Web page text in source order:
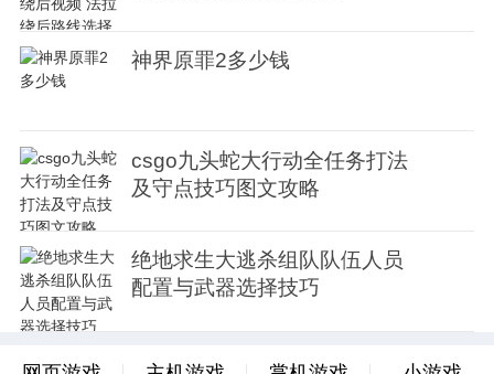
神界原罪2多少钱
csgo九头蛇大行动全任务打法
及守点技巧图文攻略
绝地求生大逃杀组队队伍人员
配置与武器选择技巧